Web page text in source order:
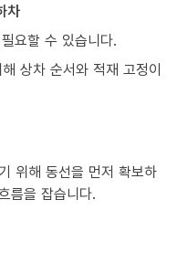
차
요할 수 있습니다.
상차 순서와 적재 고정이
위해 동선을 먼저 확보하
름을 잡습니다.